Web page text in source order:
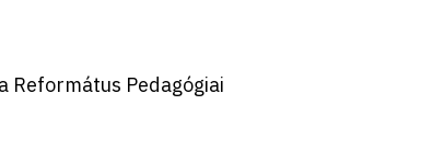
Református Pedagógiai